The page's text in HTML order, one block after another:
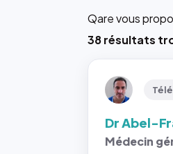
Qare vous
38 résultats
Dr Abel-
Médecin